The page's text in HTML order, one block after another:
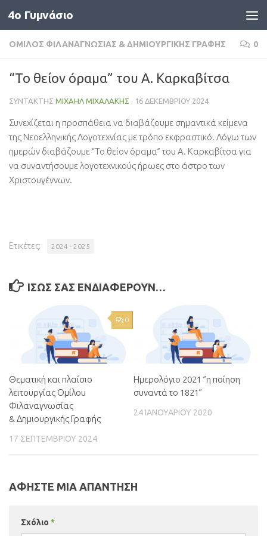
Skip to content
4o Γυμνάσιο
ΌΜΙΛΟΣ ΦΙΛΑΝΑΓΝΩΣΊΑΣ & ΔΗΜΙΟΥΡΓΙΚΉΣ ΓΡΑΦΉΣ 0
“Το θείον όραμα” του Α. Καρκαβίτσα
ΣΥΝΤΆΚΤΗΣ ΜΙΧΑΉΛ ΜΙΧΑΛΆΚΗΣ · 16 ΔΕΚΕΜΒΡΊΟΥ 2024
Συνεχίζεται η προσπάθεια να διαβάζουμε σημαντικά κείμενα
της Νεοελληνικής Λογοτεχνίας με τρόπο εκφραστικό. Λόγω των
ημερών διαβάζουμε “Το θείον όραμα” του Α. Καρκαβίτσα για
να συναντήσουμε λογοτεχνικούς ήρωες στο άστρο των
Χριστουγέννων.
Ετικέτες: 2024 - 2025
ΊΣΩΣ ΣΑΣ ΕΝΔΙΑΦΈΡΟΥΝ…
0
Θεματική και πλαίσιο
λειτουργίας Ομίλου
Φιλαναγνωσίας
& Δημιουργικής Γραφής
17 ΣΕΠΤΕΜΒΡΊΟΥ 2024
Ημερολόγιο 2021 ”η ποίηση
συναντά το 1821”
24 ΙΑΝΟΥΑΡΊΟΥ 2020
ΑΦΉΣΤΕ ΜΙΑ ΑΠΆΝΤΗΣΗ
Σχόλιο *